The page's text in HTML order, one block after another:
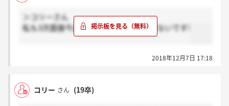
＞コリーさん
私も3次面接今週受けました。まだ来てないです!
2018年12月7日 17:18
コリー さん (19卒)